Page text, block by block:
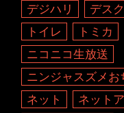
デジハリ
デス
トイレ
トミカ
ニコニコ生放送
ニンジャスズメお
ネット
ネット